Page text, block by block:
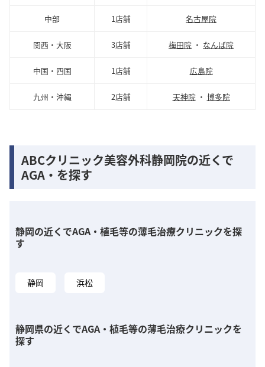
中部 1店舗 名古屋院
関西・大阪 3店舗 梅田院 ・ なんば院
中国・四国 1店舗 広島院
九州・沖縄 2店舗 天神院 ・ 博多院
ABCクリニック美容外科静岡院の近くで
AGA・を探す
静岡の近くでAGA・植毛等の薄毛治療クリニックを探
す
静岡 浜松
静岡県の近くでAGA・植毛等の薄毛治療クリニックを
探す